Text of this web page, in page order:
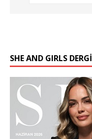
SHE AND GIRLS DERGİ